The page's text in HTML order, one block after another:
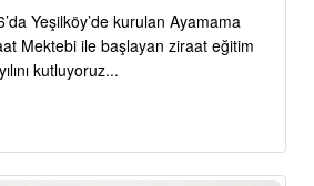
Yeşilköy’de kurulan Ayamama
Mektebi ile başlayan ziraat eğitim
kutluyoruz...